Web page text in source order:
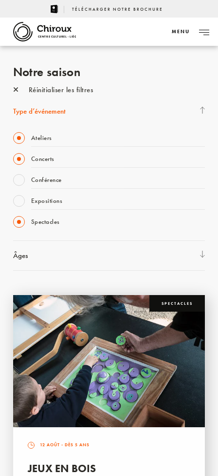
TÉLÉCHARGER NOTRE BROCHURE
CENTRE CULTUREL - LIÈGE
MENU
Notre saison
Réinitialiser les filtres
Type d’événement
Ateliers
Concerts
Conférence
Expositions
Spectacles
Âges
SPECTACLES
12 AOÛT - DÈS 5 ANS
JEUX EN BOIS